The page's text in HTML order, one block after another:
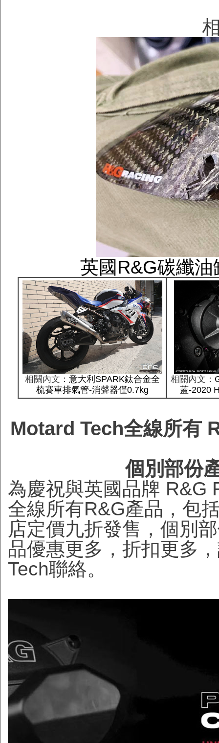
英國R&G碳纖
相關內文： 意大利SPARK鈦合金全
梳賽車排氣管-消聲器僅0.7kg
相關內文：
蓋-2020
Motard Tech全線所有
個別部份
為慶祝與英國品牌 R&G
全線所有R&G產品，包
店定價九折發售，個別
品優惠更多，折扣更多
Tech聯絡。